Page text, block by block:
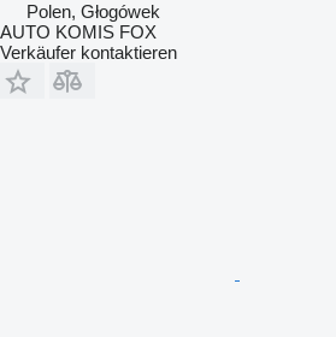
Polen, Głogówek
AUTO KOMIS FOX
Verkäufer kontaktieren